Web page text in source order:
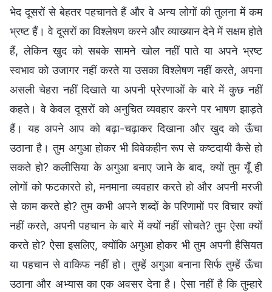
भेद दूसरों से बेहतर पहचानते हैं और वे अन्य लोगों की तुलना में कम
भ्रष्ट हैं। वे दूसरों का विश्लेषण करने और व्याख्यान देने में सक्षम होते
हैं, लेकिन खुद को सबके सामने खोल नहीं पाते या अपने भ्रष्ट
स्वभाव को उजागर नहीं करते या उसका विश्लेषण नहीं करते, अपना
असली चेहरा नहीं दिखाते या अपनी प्रेरणाओं के बारे में कुछ नहीं
कहते। वे केवल दूसरों को अनुचित व्यवहार करने पर भाषण झाड़ते
हैं। यह अपने आप को बढ़ा-चढ़ाकर दिखाना और खुद को ऊँचा
उठाना है। तुम अगुआ होकर भी विवेकहीन रूप से कष्टदायी कैसे हो
सकते हो? कलीसिया के अगुआ बनाए जाने के बाद, क्यों तुम यूँ ही
लोगों को फटकारते हो, मनमाना व्यवहार करते हो और अपनी मरजी
से काम करते हो? तुम कभी अपने शब्दों के परिणामों पर विचार क्यों
नहीं करते, अपनी पहचान के बारे में क्यों नहीं सोचते? तुम ऐसा क्यों
करते हो? ऐसा इसलिए, क्योंकि अगुआ होकर भी तुम अपनी हैसियत
या पहचान से वाकिफ नहीं हो। तुम्हें अगुआ बनाना सिर्फ तुम्हें ऊँचा
उठाना और अभ्यास का एक अवसर देना है। ऐसा नहीं है कि तुम्हारे